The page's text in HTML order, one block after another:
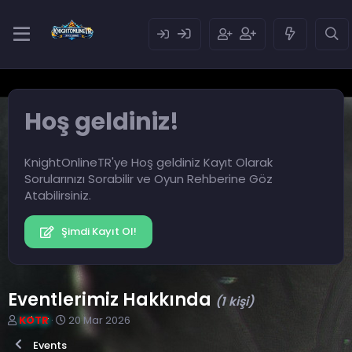
Hoş geldiniz!
KnightOnlineTR'ye Hoş geldiniz Kayıt Olarak
Sorularınızı Sorabilir ve Oyun Rehberine Göz
Atabilirsiniz.
Şimdi Kayıt Ol!
Eventlerimiz Hakkında (1 kişi)
K
n
KOTR
B
20 Mar 2026
Events